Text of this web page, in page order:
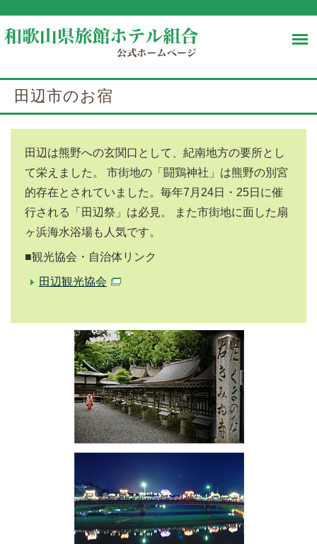
田辺市のお宿
田辺は熊野への玄関口として、紀南地方の要所とし
て栄えました。 市街地の「闘鶏神社」は熊野の別宮
的存在とされていました。毎年7月24日・25日に催
行される「田辺祭」は必見。 また市街地に面した扇
ヶ浜海水浴場も人気です。
■観光協会・自治体リンク
田辺観光協会